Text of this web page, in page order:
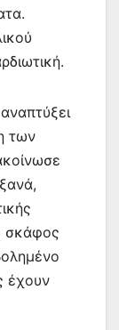
των
σκάφος
έχουν